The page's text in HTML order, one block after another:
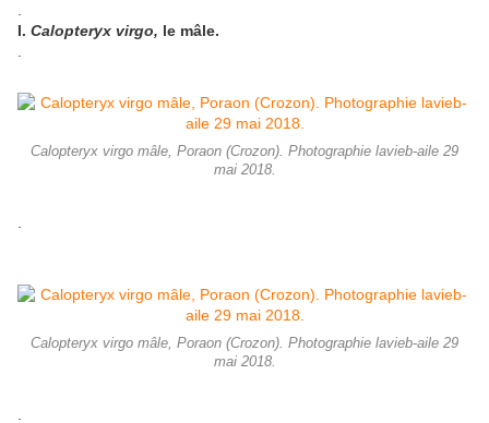
I. Calopteryx virgo, le mâle.
Calopteryx virgo mâle, Poraon (Crozon). Photographie lavieb-aile 29
mai 2018.
Calopteryx virgo mâle, Poraon (Crozon). Photographie lavieb-aile 29
mai 2018.